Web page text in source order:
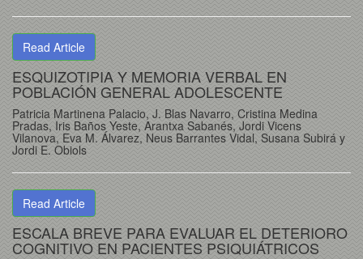
Read Article
ESQUIZOTIPIA Y MEMORIA VERBAL EN
POBLACIÓN GENERAL ADOLESCENTE
Patricia Martinena Palacio, J. Blas Navarro, Cristina Medina
Pradas, Iris Baños Yeste, Arantxa Sabanés, Jordi Vicens
Vilanova, Eva M. Álvarez, Neus Barrantes Vidal, Susana Subirá y
Jordi E. Obiols
Read Article
ESCALA BREVE PARA EVALUAR EL DETERIORO
COGNITIVO EN PACIENTES PSIQUIÁTRICOS